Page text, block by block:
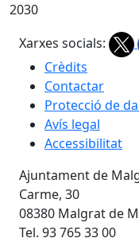
2030
Xarxes socials:
Crèdits
Contactar
Protecció de
Avís legal
Accessibilitat
Ajuntament de
Carme, 30
08380 Malgrat de
Tel. 93 765 33 00